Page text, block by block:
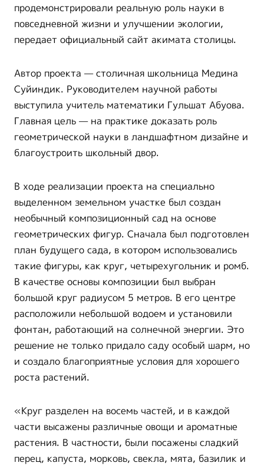
продемонстрировали реальную роль науки в
повседневной жизни и улучшении экологии,
передает официальный сайт акимата столицы.
Автор проекта — столичная школьница Медина
Суйиндик. Руководителем научной работы
выступила учитель математики Гульшат Абуова.
Главная цель — на практике доказать роль
геометрической науки в ландшафтном дизайне и
благоустроить школьный двор.
В ходе реализации проекта на специально
выделенном земельном участке был создан
необычный композиционный сад на основе
геометрических фигур. Сначала был подготовлен
план будущего сада, в котором использовались
такие фигуры, как круг, четырехугольник и ромб.
В качестве основы композиции был выбран
большой круг радиусом 5 метров. В его центре
расположили небольшой водоем и установили
фонтан, работающий на солнечной энергии. Это
решение не только придало саду особый шарм, но
и создало благоприятные условия для хорошего
роста растений.
«Круг разделен на восемь частей, и в каждой
части высажены различные овощи и ароматные
растения. В частности, были посажены сладкий
перец, капуста, морковь, свекла, мята, базилик и